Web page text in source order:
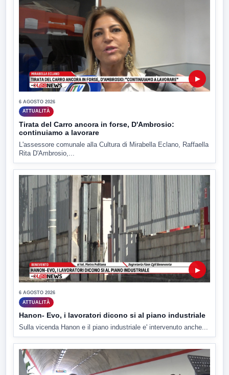
▶
6 AGOSTO 2026
ATTUALITÀ
Tirata del Carro ancora in forse, D'Ambrosio:
continuiamo a lavorare
L'assessore comunale alla Cultura di Mirabella Eclano, Raffaella
Rita D'Ambrosio,...
▶
6 AGOSTO 2026
ATTUALITÀ
Hanon- Evo, i lavoratori dicono si al piano industriale
Sulla vicenda Hanon e il piano industriale e' intervenuto anche...